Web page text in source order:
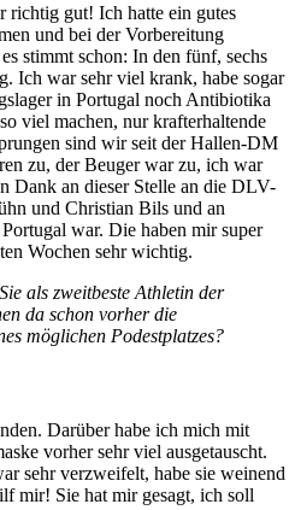
richtig gut! Ich hatte ein gutes
und bei der Vorbereitung
stimmt schon: In den fünf, sechs
Ich war sehr viel krank, habe sogar
in Portugal noch Antibiotika
viel machen, nur krafterhaltende
sind wir seit der Hallen-DM
zu, der Beuger war zu, ich war
Dank an dieser Stelle an die DLV-
und Christian Bils und an
war. Die haben mir super
Wochen sehr wichtig.
als zweitbeste Athletin der
da schon vorher die
möglichen Podestplatzes?
Darüber habe ich mich mit
vorher sehr viel ausgetauscht.
sehr verzweifelt, habe sie weinend
mir! Sie hat mir gesagt, ich soll